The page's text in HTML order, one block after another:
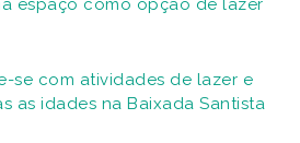
espaço como opção de lazer
se com atividades de lazer e
as idades na Baixada Santista